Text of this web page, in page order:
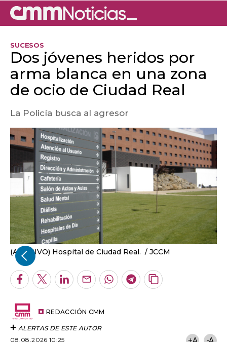
SUCESOS
Dos jóvenes heridos por
arma blanca en una zona
de ocio de Ciudad Real
La Policía busca al agresor
(ARCHIVO) Hospital de Ciudad Real. JCCM
Facebook
TwitterLinkedInEnviarWhatsapp
Telegram
Copiar
REDACCIÓN CMM
ALERTAS DE ESTE AUTOR
08.08.2026 10:25